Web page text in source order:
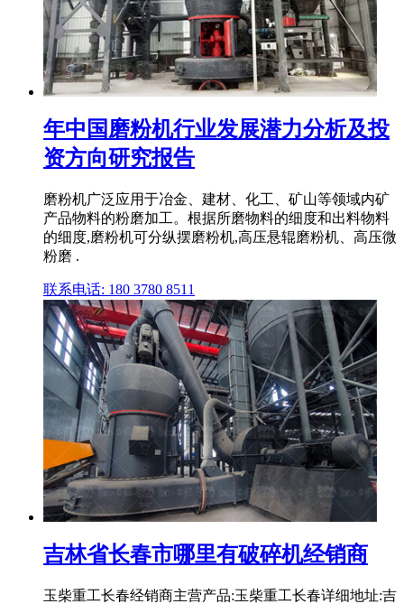
年中国磨粉机行业发展潜力分析及投
资方向研究报告
磨粉机广泛应用于冶金、建材、化工、矿山等领域内矿
产品物料的粉磨加工。根据所磨物料的细度和出料物料
的细度,磨粉机可分纵摆磨粉机,高压悬辊磨粉机、高压微
粉磨 .
联系电话: 180 3780 8511
吉林省长春市哪里有破碎机经销商
玉柴重工长春经销商主营产品:玉柴重工长春详细地址:吉